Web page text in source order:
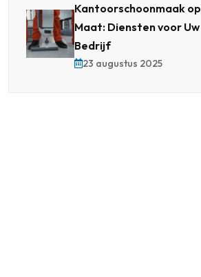
Kantoorschoonmaak op
Maat: Diensten voor Uw
Bedrijf
23 augustus 2025